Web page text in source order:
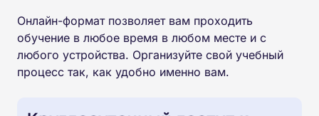
Онлайн-формат позволяет вам проходить
обучение в любое время в любом месте и с
любого устройства. Организуйте свой учебный
процесс так, как удобно именно вам.